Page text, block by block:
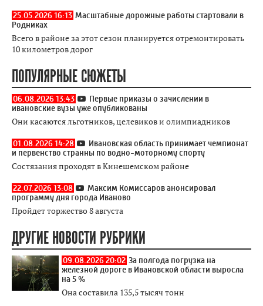
25.05.2026 16:13 Масштабные дорожные работы стартовали в
Родниках
Всего в районе за этот сезон планируется отремонтировать
10 километров дорог
ПОПУЛЯРНЫЕ СЮЖЕТЫ
06.08.2026 13:43
Первые приказы о зачислении в
ивановские вузы уже опубликованы
Они касаются льготников, целевиков и олимпиадников
01.08.2026 14:28
Ивановская область принимает чемпионат
и первенство странны по водно-моторному спорту
Состязания проходят в Кинешемском районе
22.07.2026 13:08
Максим Комиссаров анонсировал
программу дня города Иваново
Пройдет торжество 8 августа
ДРУГИЕ НОВОСТИ РУБРИКИ
09.08.2026 20:02 За полгода погрузка на
железной дороге в Ивановской области выросла
на 5 %
Она составила 135,5 тысяч тонн